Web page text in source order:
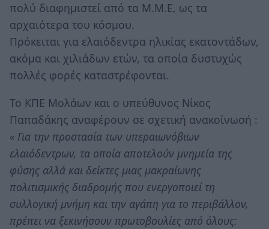
πολύ διαφημιστεί από τα Μ.Μ.Ε, ως τα
αρχαιότερα του κόσμου.
Πρόκειται για ελαιόδεντρα ηλικίας εκατοντάδων,
ακόμα και χιλιάδων ετών, τα οποία δυστυχώς
πολλές φορές καταστρέφονται.
Το ΚΠΕ Μολάων και ο υπεύθυνος Νίκος
Παπαδάκης αναφέρουν σε σχετική ανακοίνωσή :
« Για την προστασία των υπεραιωνόβιων
ελαιόδεντρων, τα οποία αποτελούν μνημεία της
φύσης αλλά και δείκτες μιας μακραίωνης
πολιτισμικής διαδρομής που ενεργοποιεί τη
συλλογική μνήμη και την αγάπη για το περιβάλλον,
πρέπει να ξεκινήσουν πρωτοβουλίες από όλους: